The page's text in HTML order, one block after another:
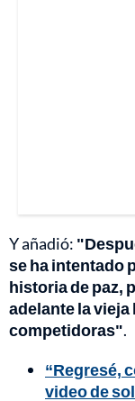
Y añadió:
se ha intentado
historia de paz,
adelante la
competidoras".
“Regresé,
video de